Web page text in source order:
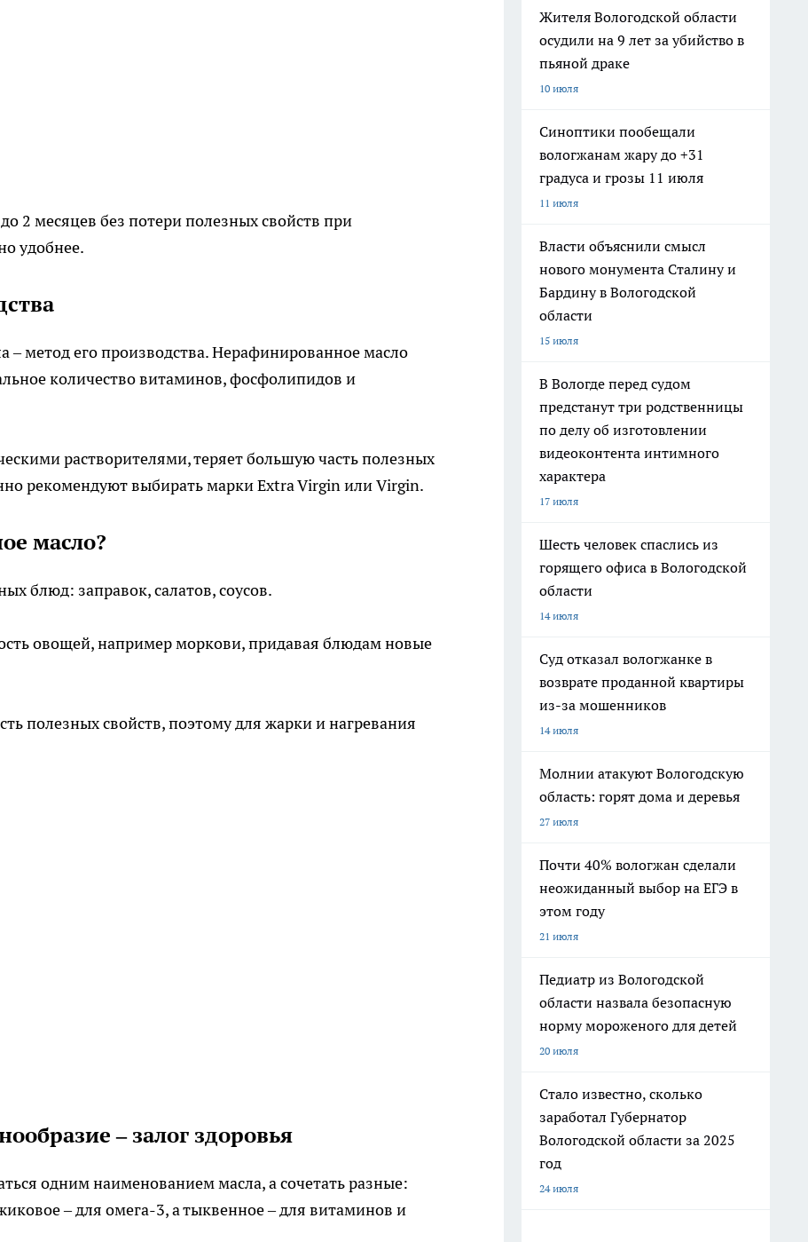
2 месяцев без потери полезных свойств при
удобнее.
– метод его производства. Нерафинированное масло
количество витаминов, фосфолипидов и
растворителями, теряет большую часть полезных
рекомендуют выбирать марки Extra Virgin или Virgin.
масло?
блюд: заправок, салатов, соусов.
овощей, например моркови, придавая блюдам новые
полезных свойств, поэтому для жарки и нагревания
– залог здоровья
одним наименованием масла, а сочетать разные:
– для омега-3, а тыквенное – для витаминов и
Жителя Вологодской области
осудили на 9 лет за убийство в
пьяной драке
10 июля
Синоптики пообещали
вологжанам жару до +31
градуса и грозы 11 июля
11 июля
Власти объяснили смысл
нового монумента Сталину и
Бардину в Вологодской
области
15 июля
В Вологде перед судом
предстанут три родственницы
по делу об изготовлении
видеоконтента интимного
характера
17 июля
Шесть человек спаслись из
горящего офиса в Вологодской
области
14 июля
Суд отказал вологжанке в
возврате проданной квартиры
из-за мошенников
14 июля
Молнии атакуют Вологодскую
область: горят дома и деревья
27 июля
Почти 40% вологжан сделали
неожиданный выбор на ЕГЭ в
этом году
21 июля
Педиатр из Вологодской
области назвала безопасную
норму мороженого для детей
20 июля
Стало известно, сколько
заработал Губернатор
Вологодской области за 2025
год
24 июля